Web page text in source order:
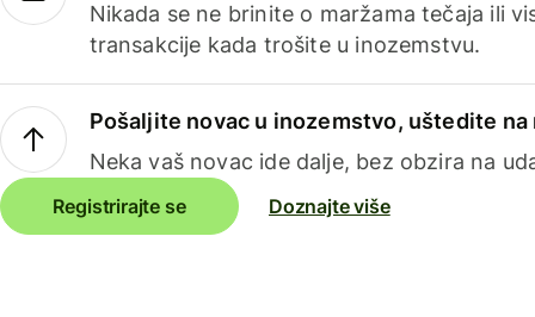
Nikada se ne brinite o maržama tečaja ili
transakcije kada trošite u inozemstvu.
Pošaljite novac u inozemstvo, uštedite na
Neka vaš novac ide dalje, bez obzira na
Registrirajte se Doznajte više